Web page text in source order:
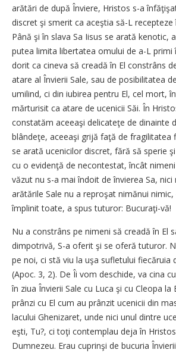
arătări de după Înviere, Hristos s-a
discret şi smerit ca aceştia să-L recepteze
Până şi în slava Sa Iisus se arată kenotic,
putea limita libertatea omului de a-L primi
dorit ca cineva să creadă în El constrâns
atare al Învierii Sale, sau de posibilitatea
umilind, ci din iubirea pentru El, cel mort,
mărturisit ca atare de ucenicii Săi. În
constatăm aceeaşi delicateţe de dinainte
blândeţe, aceeaşi grijă faţă de fragilitatea
se arată ucenicilor discret, fără să sperie
cu o evidenţă de necontestat, încât
văzut nu s-a mai îndoit de învierea Sa,
arătările Sale nu a reproşat nimănui
împlinit toate, a spus tuturor: Bucuraţi-vă!
Nu a constrâns pe nimeni să creadă în El
dimpotrivă, S-a oferit şi se oferă tuturor.
pe noi, ci stă viu la uşa sufletului fiecăruia
(Apoc. 3, 2). De Îi vom deschide, va cina
în ziua Învierii Sale cu Luca şi cu Cleopa la
prânzi cu El cum au prânzit ucenicii din
lacului Ghenizaret, unde nici unul dintre
eşti, Tu?, ci toţi contemplau deja în
Dumnezeu. Erau cuprinşi de bucuria